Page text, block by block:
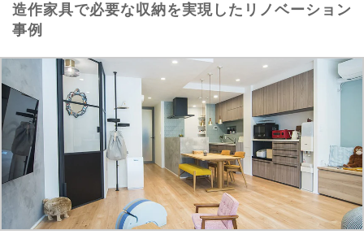
造作家具で必要な収納を実現したリノベーション
事例